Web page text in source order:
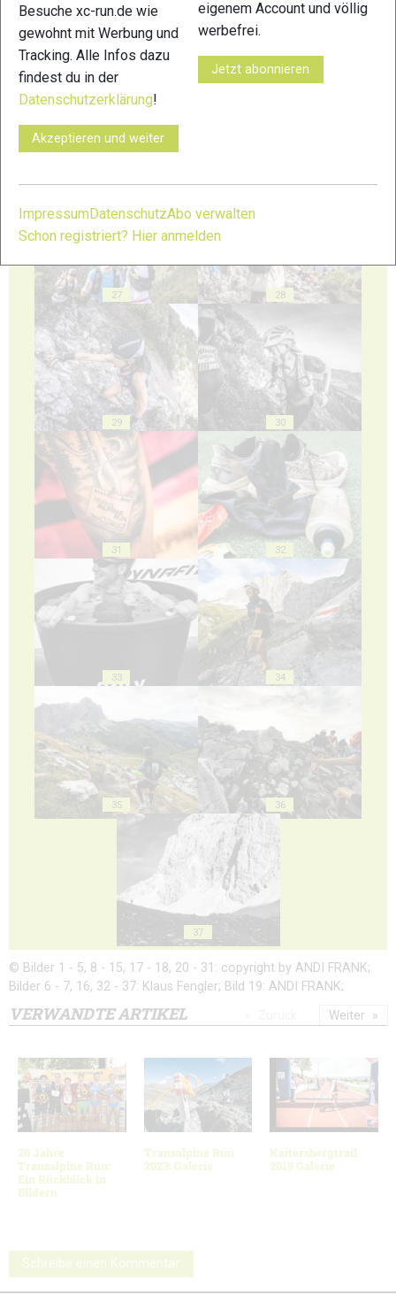
23
27 28
29 30
31 32
33 34
35 36
37
© Bilder 1 - 5, 8 - 15, 17 - 18, 20 - 31: copyright by ANDI FRANK;
Bilder 6 - 7, 16, 32 - 37: Klaus Fengler; Bild 19: ANDI FRANK;
VERWANDTE ARTIKEL
20 Jahre
Transalpine Run:
Ein Rückblick in
Bildern
Transalpine Run
2023: Galerie
Kaitersbergtrail
2019 Galerie
Weiter
Schreibe einen Kommentar
Besuche xc-run.de wie
gewohnt mit Werbung und
Tracking. Alle Infos dazu
findest du in der
Datenschutzerklärung!
Akzeptieren und weiter
eigenem Account und völlig
werbefrei.
Jetzt abonnieren
ImpressumDatenschutzAbo verwalten
Schon registriert? Hier anmelden